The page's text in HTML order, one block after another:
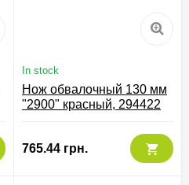
In stock
Нож обвалочный 130 мм
"2900" красный, 294422
765.44 грн.